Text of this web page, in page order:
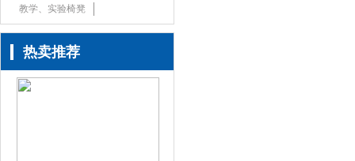
教学、实验椅凳
热卖推荐